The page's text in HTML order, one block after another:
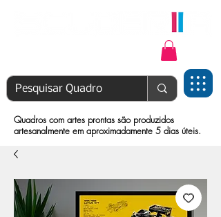
Quadros com artes prontas são produzidos
artesanalmente em aproximadamente 5 dias úteis.